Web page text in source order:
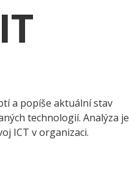
a popíše aktuální stav
technologií. Analýza je
ICT v organizaci.